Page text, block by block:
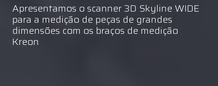
Apresentamos o scanner 3D Skyline WIDE
para a medição de peças de grandes
dimensões com os braços de medição
Kreon